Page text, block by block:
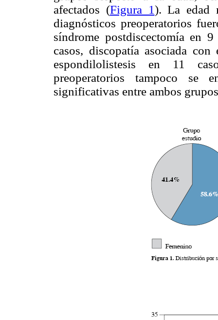
afectados (Figura 1). La edad
diagnósticos preoperatorios
síndrome postdiscectomía en
casos, discopatía asociada
espondilolistesis en 11
preoperatorios tampoco se
significativas entre ambos